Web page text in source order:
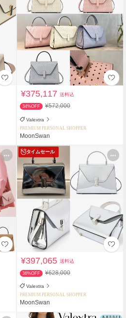
¥375,117送料込
34%OFF ¥572,000
Valextra
PREMIUM PERSONAL SHOPPER
MoonSwan
タイムセール
¥397,065送料込
36%OFF ¥628,000
Valextra
PREMIUM PERSONAL SHOPPER
MoonSwan